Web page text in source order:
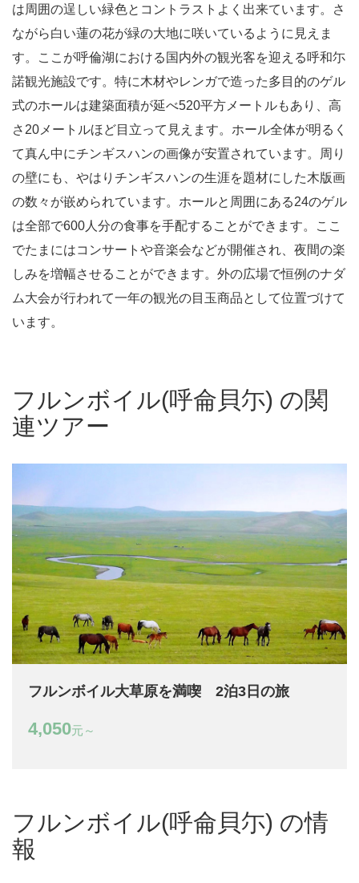
は周囲の逞しい緑色とコントラストよく出来ています。さ
ながら白い蓮の花が緑の大地に咲いているように見えま
す。ここが呼倫湖における国内外の観光客を迎える呼和尓
諾観光施設です。特に木材やレンガで造った多目的のゲル
式のホールは建築面積が延べ520平方メートルもあり、高
さ20メートルほど目立って見えます。ホール全体が明るく
て真ん中にチンギスハンの画像が安置されています。周り
の壁にも、やはりチンギスハンの生涯を題材にした木版画
の数々が嵌められています。ホールと周囲にある24のゲル
は全部で600人分の食事を手配することができます。ここ
でたまにはコンサートや音楽会などが開催され、夜間の楽
しみを増幅させることができます。外の広場で恒例のナダ
ム大会が行われて一年の観光の目玉商品として位置づけて
います。
フルンボイル(呼侖貝尓) の関
連ツアー
フルンボイル大草原を満喫 2泊3日の旅
4,050元～
フルンボイル(呼侖貝尓) の情
報